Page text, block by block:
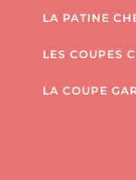
LA PATINE
LES COUPES
LA COUPE